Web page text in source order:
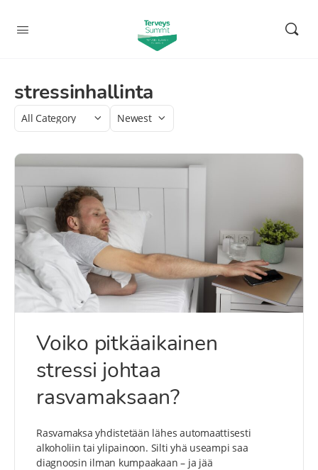
stressinhallinta
Category
Sort
Voiko pitkäaikainen
stressi johtaa
rasvamaksaan?
Rasvamaksa yhdistetään lähes automaattisesti
alkoholiin tai ylipainoon. Silti yhä useampi saa
diagnoosin ilman kumpaakaan – ja jää